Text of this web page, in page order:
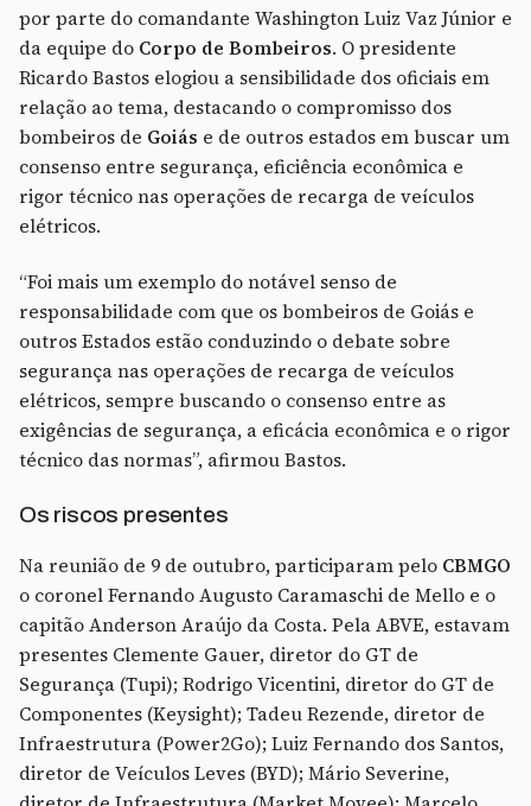
por parte do comandante Washington Luiz Vaz Júnior e
da equipe do Corpo de Bombeiros. O presidente
Ricardo Bastos elogiou a sensibilidade dos oficiais em
relação ao tema, destacando o compromisso dos
bombeiros de Goiás e de outros estados em buscar um
consenso entre segurança, eficiência econômica e
rigor técnico nas operações de recarga de veículos
elétricos.
“Foi mais um exemplo do notável senso de
responsabilidade com que os bombeiros de Goiás e
outros Estados estão conduzindo o debate sobre
segurança nas operações de recarga de veículos
elétricos, sempre buscando o consenso entre as
exigências de segurança, a eficácia econômica e o rigor
técnico das normas”, afirmou Bastos.
Os riscos presentes
Na reunião de 9 de outubro, participaram pelo CBMGO
o coronel Fernando Augusto Caramaschi de Mello e o
capitão Anderson Araújo da Costa. Pela ABVE, estavam
presentes Clemente Gauer, diretor do GT de
Segurança (Tupi); Rodrigo Vicentini, diretor do GT de
Componentes (Keysight); Tadeu Rezende, diretor de
Infraestrutura (Power2Go); Luiz Fernando dos Santos,
diretor de Veículos Leves (BYD); Mário Severine,